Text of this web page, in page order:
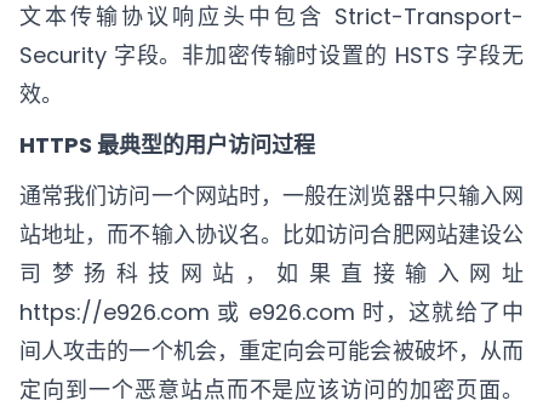
文本传输协议响应头中包含 Strict-Transport-
Security 字段。非加密传输时设置的 HSTS 字段无
效。
HTTPS 最典型的用户访问过程
通常我们访问一个网站时，一般在浏览器中只输入网
站地址，而不输入协议名。比如访问合肥网站建设公
司梦扬科技网站，如果直接输入网址
https://e926.com 或 e926.com 时，这就给了中
间人攻击的一个机会，重定向会可能会被破坏，从而
定向到一个恶意站点而不是应该访问的加密页面。